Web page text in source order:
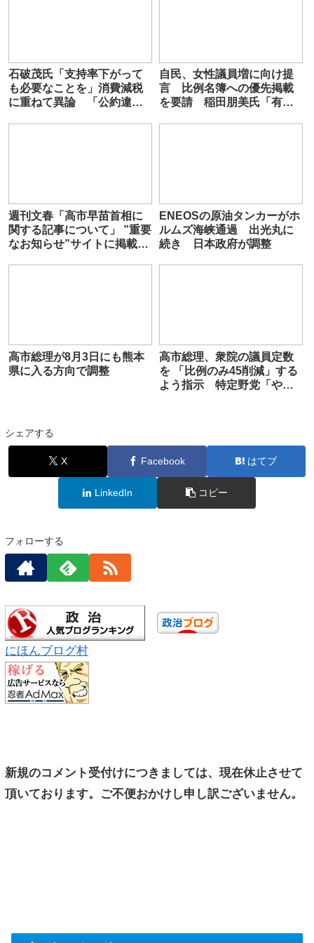
石破茂氏「支持率下がって
も必要なことを」消費減税
に重ねて異論 「公約違反
自民、女性議員増に向け提
言 比例名簿への優先掲載
を要請 稲田朋美氏「有権
週刊文春「高市早苗首相に
関する記事について」 ”重要
なお知らせ”サイトに掲載
ENEOSの原油タンカーがホ
ルムズ海峡通過 出光丸に
続き 日本政府が調整
高市総理が8月3日にも熊本
県に入る方向で調整
高市総理、衆院の議員定数
を 「比例のみ45削減」する
よう指示 特定野党「やめ
シェアする
X Facebook はてブ
LinkedIn コピー
フォローする
にほんブログ村
新規のコメント受付けにつきましては、現在休止させて
頂いております。ご不便おかけし申し訳ございません。